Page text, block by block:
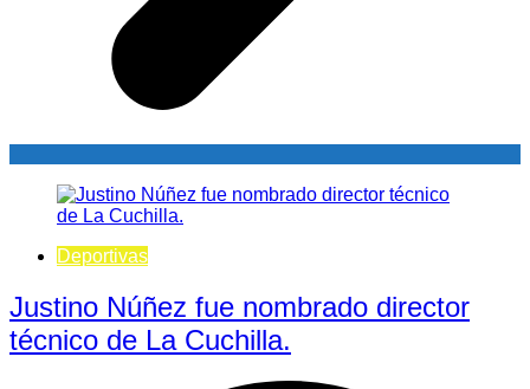
Deportivas
Justino Núñez fue nombrado director
técnico de La Cuchilla.